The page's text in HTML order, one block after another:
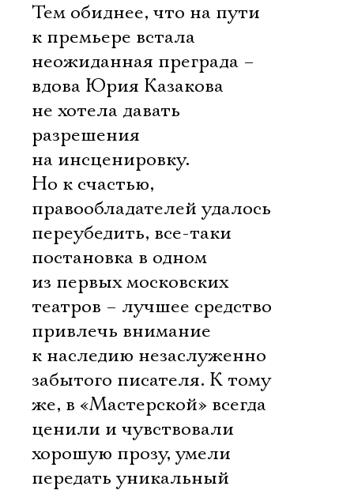
Тем обиднее, что на пути
к премьере встала
неожиданная преграда –
вдова Юрия Казакова
не хотела давать
разрешения
на инсценировку.
Но к счастью,
правообладателей удалось
переубедить, все-таки
постановка в одном
из первых московских
театров – лучшее средство
привлечь внимание
к наследию незаслуженно
забытого писателя. К тому
же, в «Мастерской» всегда
ценили и чувствовали
хорошую прозу, умели
передать уникальный